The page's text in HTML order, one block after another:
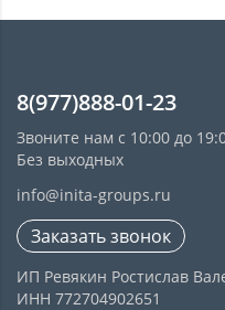
8(977)888-01-23
Звоните нам с 10:00 до
Без выходных
info@inita-groups.ru
Заказать звонок
ИП Ревякин Ростислав
ИНН 772704902651